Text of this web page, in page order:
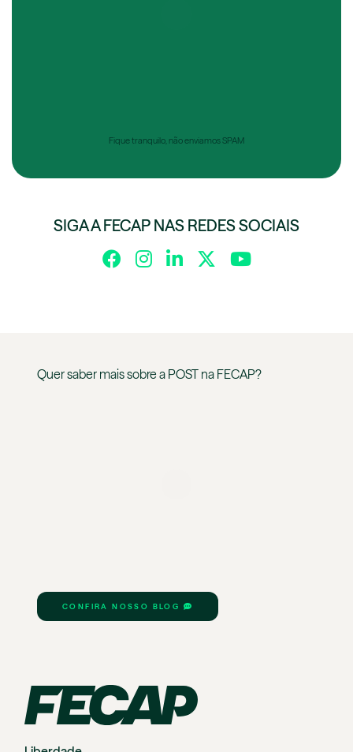
Fique tranquilo, não enviamos SPAM
SIGA A FECAP NAS REDES SOCIAIS
Quer saber mais sobre a POST na FECAP?
CONFIRA NOSSO BLOG